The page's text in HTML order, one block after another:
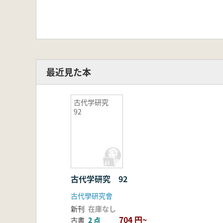
最近見た本
古代学研究
92
古代学研究 92
古代學研究會
新刊 在庫なし
古書 2 点 704 円~